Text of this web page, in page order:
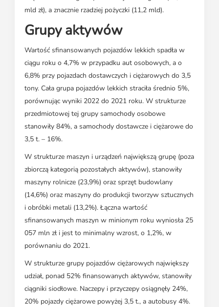
mld zł), a znacznie rzadziej pożyczki (11,2 mld).
Grupy aktywów
Wartość sfinansowanych pojazdów lekkich spadła w
ciągu roku o 4,7% w przypadku aut osobowych, a o
6,8% przy pojazdach dostawczych i ciężarowych do 3,5
tony. Cała grupa pojazdów lekkich straciła średnio 5%,
porównując wyniki 2022 do 2021 roku. W strukturze
przedmiotowej tej grupy samochody osobowe
stanowiły 84%, a samochody dostawcze i ciężarowe do
3,5 t. – 16%.
W strukturze maszyn i urządzeń największą grupę (poza
zbiorczą kategorią pozostałych aktywów), stanowiły
maszyny rolnicze (23,9%) oraz sprzęt budowlany
(14,6%) oraz maszyny do produkcji tworzyw sztucznych
i obróbki metali (13,2%). Łączna wartość
sfinansowanych maszyn w minionym roku wyniosła 25
057 mln zł i jest to minimalny wzrost, o 1,2%, w
porównaniu do 2021.
W strukturze grupy pojazdów ciężarowych największy
udział, ponad 52% finansowanych aktywów, stanowiły
ciągniki siodłowe. Naczepy i przyczepy osiągnęły 24%,
20% pojazdy ciężarowe powyżej 3,5 t., a autobusy 4%.